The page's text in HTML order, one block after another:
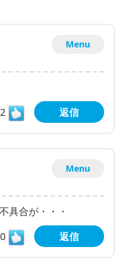
Menu
2
返信
Menu
具合が・・・
0
返信